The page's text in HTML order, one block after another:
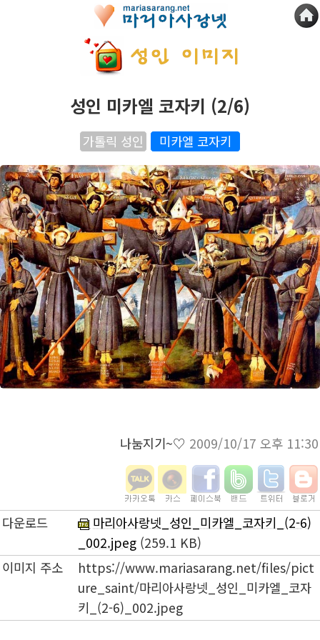
성인 미카엘 코자키 (2/6)
가톨릭 성인 미카엘 코자키
나눔지기~♡ 2009/10/17 오후 11:30
다운로드
마리아사랑넷_성인_미카엘_코자키_(2-6)
_002.jpeg (259.1 KB)
이미지 주소
https://www.mariasarang.net/files/pict
ure_saint/마리아사랑넷_성인_미카엘_코자
키_(2-6)_002.jpeg